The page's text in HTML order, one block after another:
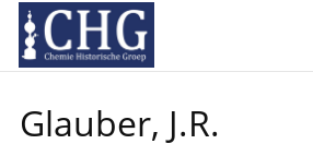
links
over
naar
de
Glauber, J.R.